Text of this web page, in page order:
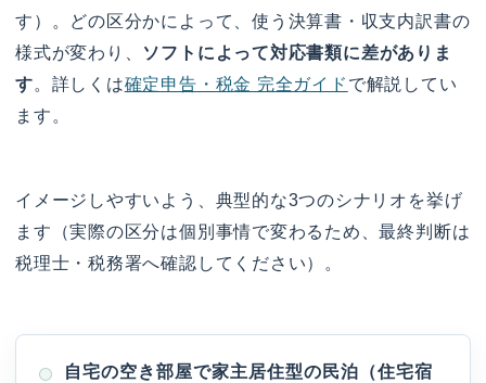
す）。どの区分かによって、使う決算書・収支内訳書の
様式が変わり、 ソフトによって対応書類に差がありま
す。詳しくは確定申告・税金 完全ガイド で解説してい
ます。
イメージしやすいよう、典型的な3つのシナリオを挙げ
ます（実際の区分は個別事情で変わるため、最終判断は
税理士・税務署へ確認してください）。
自宅の空き部屋で家主居住型の民泊（住宅宿